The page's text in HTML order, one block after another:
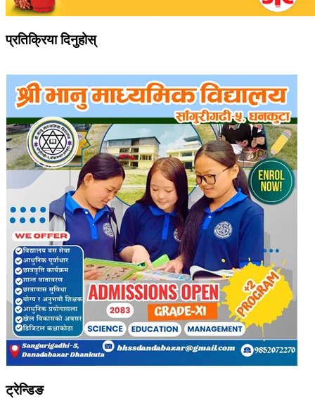
प्रतिक्रिया दिनुहोस्
ट्रेन्डिङ